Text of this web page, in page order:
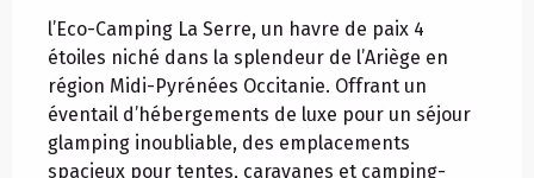
l’Eco-Camping La Serre, un havre de paix 4
étoiles niché dans la splendeur de l’Ariège en
région Midi-Pyrénées Occitanie. Offrant un
éventail d’hébergements de luxe pour un séjour
glamping inoubliable, des emplacements
spacieux pour tentes, caravanes et camping-